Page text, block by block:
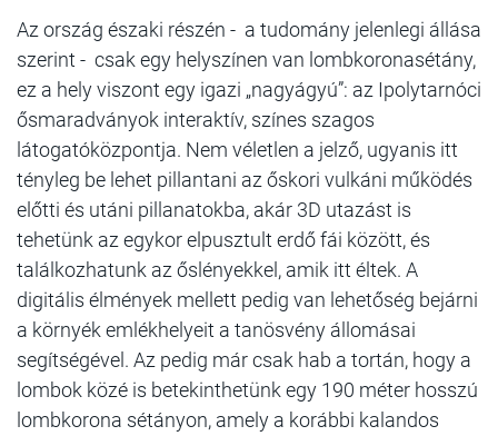
Az ország északi részén - a tudomány jelenlegi állása
szerint - csak egy helyszínen van lombkoronasétány,
ez a hely viszont egy igazi „nagyágyú”: az Ipolytarnóci
ősmaradványok interaktív, színes szagos
látogatóközpontja. Nem véletlen a jelző, ugyanis itt
tényleg be lehet pillantani az őskori vulkáni működés
előtti és utáni pillanatokba, akár 3D utazást is
tehetünk az egykor elpusztult erdő fái között, és
találkozhatunk az őslényekkel, amik itt éltek. A
digitális élmények mellett pedig van lehetőség bejárni
a környék emlékhelyeit a tanösvény állomásai
segítségével. Az pedig már csak hab a tortán, hogy a
lombok közé is betekinthetünk egy 190 méter hosszú
lombkorona sétányon, amely a korábbi kalandos